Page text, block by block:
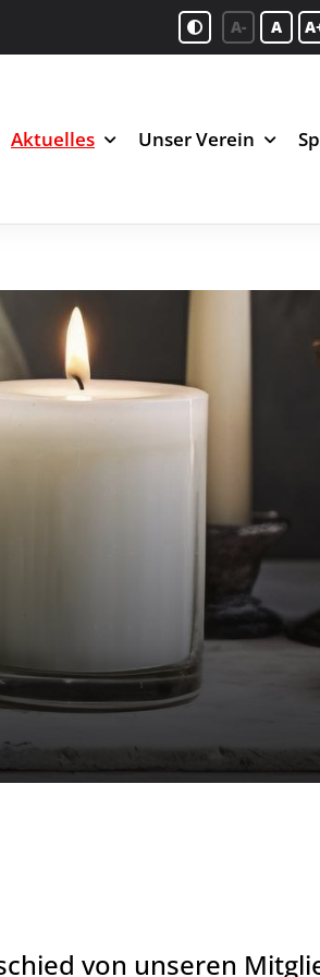
A- A
Aktuelles Unser Verein
von unseren